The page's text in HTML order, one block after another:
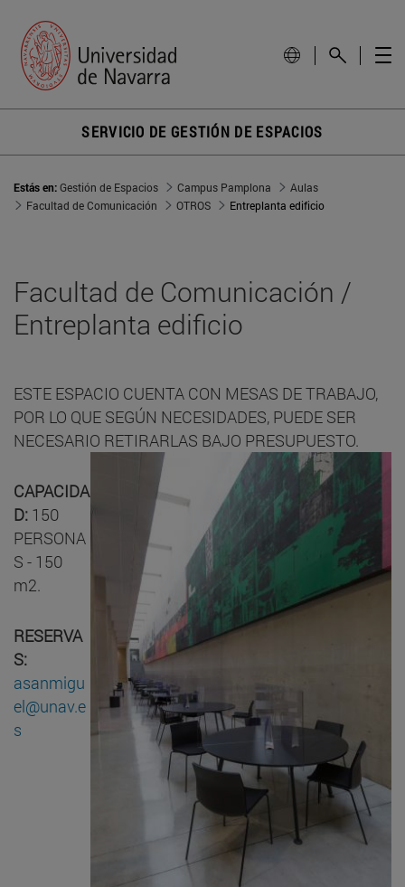
SERVICIO DE GESTIÓN DE ESPACIOS
Estás en:Gestión de Espacios Campus Pamplona
Aulas
Facultad de Comunicación
OTROS Entreplanta edificio
Facultad de Comunicación /
Entreplanta edificio
ESTE ESPACIO CUENTA CON MESAS DE TRABAJO,
POR LO QUE SEGÚN NECESIDADES, PUEDE SER
NECESARIO RETIRARLAS BAJO PRESUPUESTO.
CAPACIDA
D: 150
PERSONA
S - 150
m2.
RESERVA
S:
asanmigu
el@unav.e
s